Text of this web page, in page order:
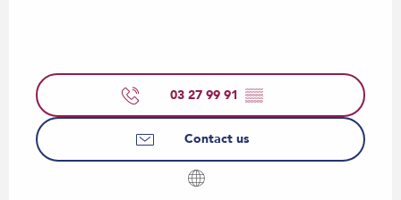
03 27 99 91 ▒▒
Contact us